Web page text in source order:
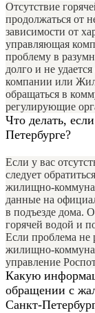
Отсутствие
продолжаться от
зависимости от
управляющая
проблему в
долго и не
компании или
обращаться в
регулирующие
Что делать,
Петербурге?
Если у вас
следует
жилищно-
данные на
в подъезде дома.
горячей водой и
Если проблема не
жилищно-
управление
Какую
обращении с
Санкт-